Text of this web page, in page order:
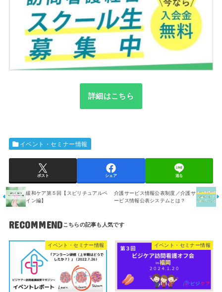
詳細はこちら
イベント・セミナー情報
ポスト シェア 送る
緩和ケア第５回【スピリチュアルペ
イン編】
介護サービス情報公表制度／介護サ
ービス情報公表システムとは？
RECOMMEND
イベント・セミナー情報 イベント・セミナー情報